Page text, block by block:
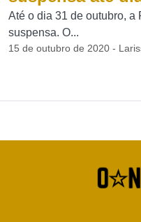
Até o dia 31 de outubro, a
suspensa. O...
15 de outubro de 2020 -